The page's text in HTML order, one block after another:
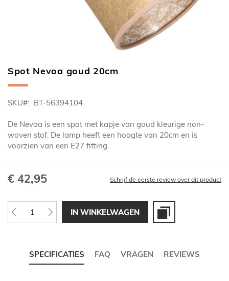
Ga
naar
begin
de
afbeeldingen-
gallerij
Spot Nevoa goud 20cm
SKU BT-56394104
De Nevoa is een spot met kapje van goud kleurige non-
woven stof. De lamp heeft een hoogte van 20cm en is
voorzien van een E27 fitting.
€ 42,95 Schrijf de eerste review over dit product
IN WINKELWAGEN
SPECIFICATIES FAQ VRAGEN REVIEWS